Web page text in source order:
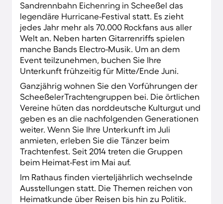
Sandrennbahn Eichenring in Scheeßel das
legendäre Hurricane-Festival statt. Es zieht
jedes Jahr mehr als 70.000 Rockfans aus aller
Welt an. Neben harten Gitarrenriffs spielen
manche Bands Electro-Musik. Um an dem
Event teilzunehmen, buchen Sie Ihre
Unterkunft frühzeitig für Mitte/Ende Juni.
Ganzjährig wohnen Sie den Vorführungen der
ScheeßelerTrachtengruppen bei. Die örtlichen
Vereine hüten das norddeutsche Kulturgut und
geben es an die nachfolgenden Generationen
weiter. Wenn Sie Ihre Unterkunft im Juli
anmieten, erleben Sie die Tänzer beim
Trachtenfest. Seit 2014 treten die Gruppen
beim Heimat-Fest im Mai auf.
Im Rathaus finden vierteljährlich wechselnde
Ausstellungen statt. Die Themen reichen von
Heimatkunde über Reisen bis hin zu Politik.